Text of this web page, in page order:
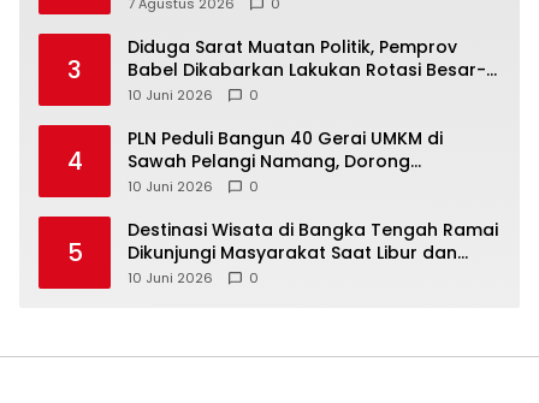
3
‎Diduga Sarat Muatan Politik, Pemprov
Babel Dikabarkan Lakukan Rotasi Besar-
10 Juni 2026 0
4
‎PLN Peduli Bangun 40 Gerai UMKM di
Sawah Pelangi Namang, Dorong
10 Juni 2026 0
5
‎Destinasi Wisata di Bangka Tengah Ramai
Dikunjungi Masyarakat Saat Libur dan
Akhir Pekan
10 Juni 2026 0